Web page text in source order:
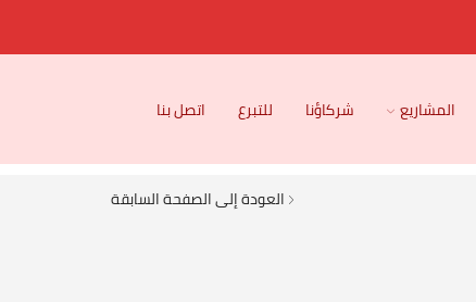
المشاريع شركاؤنا للتبرع اتصل بنا
العودة إلى الصفحة السابقة